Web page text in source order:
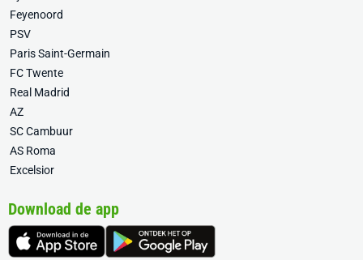
Feyenoord
PSV
Paris Saint-Germain
FC Twente
Real Madrid
AZ
SC Cambuur
AS Roma
Excelsior
Download de app